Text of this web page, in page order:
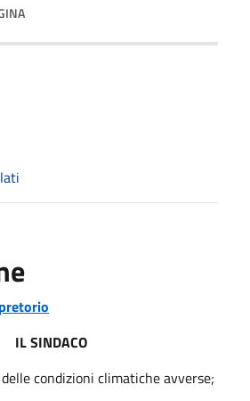
IL SINDACO
condizioni climatiche avverse;